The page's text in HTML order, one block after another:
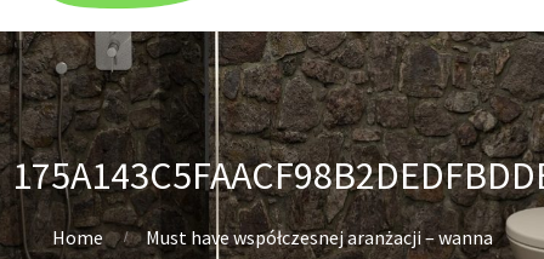
Home
Must have współczesnej aranżacji – wanna